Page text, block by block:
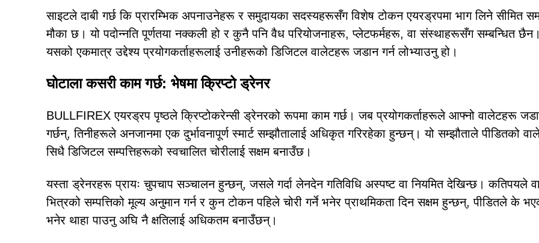
साइटले दाबी गर्छ कि प्रारम्भिक अपनाउनेहरू र समुदायका सदस्यहरूसँग विशेष टोकन एयरड्रपमा भाग लिने सीमित
मौका छ। यो पदोन्नति पूर्णतया नक्कली हो र कुनै पनि वैध परियोजनाहरू, प्लेटफर्महरू, वा संस्थाहरूसँग सम्बन्धित
यसको एकमात्र उद्देश्य प्रयोगकर्ताहरूलाई उनीहरूको डिजिटल वालेटहरू जडान गर्न लोभ्याउनु हो।
घोटाला कसरी काम गर्छ: भेषमा क्रिप्टो ड्रेनर
BULLFIREX एयरड्रप पृष्ठले क्रिप्टोकरेन्सी ड्रेनरको रूपमा काम गर्छ। जब प्रयोगकर्ताहरूले आफ्नो वालेटहरू
गर्छन्, तिनीहरूले अनजानमा एक दुर्भावनापूर्ण स्मार्ट सम्झौतालाई अधिकृत गरिरहेका हुन्छन्। यो सम्झौताले पीडितको
सिधै डिजिटल सम्पत्तिहरूको स्वचालित चोरीलाई सक्षम बनाउँछ।
यस्ता ड्रेनरहरू प्रायः चुपचाप सञ्चालन हुन्छन्, जसले गर्दा लेनदेन गतिविधि अस्पष्ट वा नियमित देखिन्छ। कतिपयले
भित्रको सम्पत्तिको मूल्य अनुमान गर्न र कुन टोकन पहिले चोरी गर्ने भनेर प्राथमिकता दिन सक्षम हुन्छन्, पीडितले के
भनेर थाहा पाउनु अघि नै क्षतिलाई अधिकतम बनाउँछन्।